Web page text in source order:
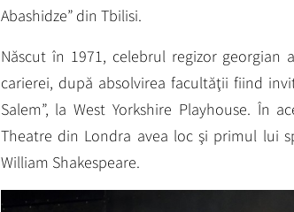
Abashidze” din Tbilisi.
Născut în 1971, celebrul regizor
carierei, după absolvirea facultăţii fiind
Salem”, la West Yorkshire Playhouse. În
Theatre din Londra avea loc şi primul lui
William Shakespeare.